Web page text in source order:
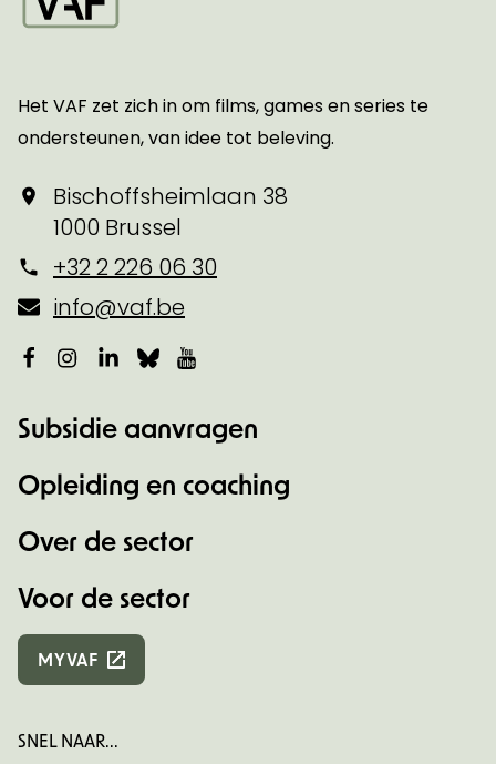
Het VAF zet zich in om films, games en series te
ondersteunen, van idee tot beleving.
Bischoffsheimlaan 38
1000 Brussel
+32 2 226 06 30
info@vaf.be
Facebook
Instagram
LinkedIn
Bluesky
Subsidie aanvragen
Opleiding en coaching
Over de sector
Voor de sector
MYVAF
SNEL NAAR...